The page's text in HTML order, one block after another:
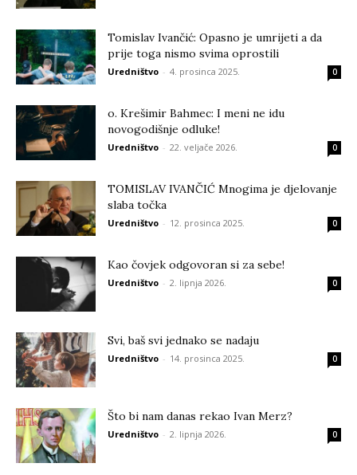
Tomislav Ivančić: Opasno je umrijeti a da
prije toga nismo svima oprostili
Uredništvo - 4. prosinca 2025. 0
o. Krešimir Bahmec: I meni ne idu
novogodišnje odluke!
Uredništvo - 22. veljače 2026. 0
TOMISLAV IVANČIĆ Mnogima je djelovanje
slaba točka
Uredništvo - 12. prosinca 2025. 0
Kao čovjek odgovoran si za sebe!
Uredništvo - 2. lipnja 2026. 0
Svi, baš svi jednako se nadaju
Uredništvo - 14. prosinca 2025. 0
Što bi nam danas rekao Ivan Merz?
Uredništvo - 2. lipnja 2026. 0